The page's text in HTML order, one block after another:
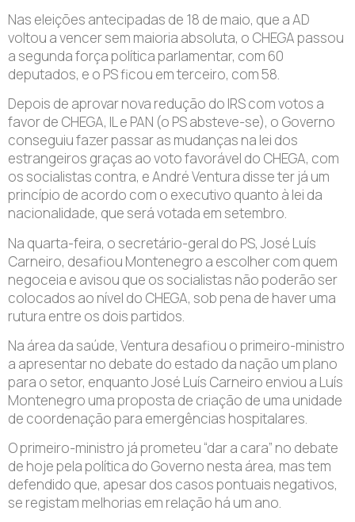
Nas eleições antecipadas de 18 de maio, que a AD
voltou a vencer sem maioria absoluta, o CHEGA passou
a segunda força política parlamentar, com 60
deputados, e o PS ficou em terceiro, com 58.
Depois de aprovar nova redução do IRS com votos a
favor de CHEGA, IL e PAN (o PS absteve-se), o Governo
conseguiu fazer passar as mudanças na lei dos
estrangeiros graças ao voto favorável do CHEGA, com
os socialistas contra, e André Ventura disse ter já um
princípio de acordo com o executivo quanto à lei da
nacionalidade, que será votada em setembro.
Na quarta-feira, o secretário-geral do PS, José Luís
Carneiro, desafiou Montenegro a escolher com quem
negoceia e avisou que os socialistas não poderão ser
colocados ao nível do CHEGA, sob pena de haver uma
rutura entre os dois partidos.
Na área da saúde, Ventura desafiou o primeiro-ministro
a apresentar no debate do estado da nação um plano
para o setor, enquanto José Luís Carneiro enviou a Luís
Montenegro uma proposta de criação de uma unidade
de coordenação para emergências hospitalares.
O primeiro-ministro já prometeu “dar a cara” no debate
de hoje pela política do Governo nesta área, mas tem
defendido que, apesar dos casos pontuais negativos,
se registam melhorias em relação há um ano.